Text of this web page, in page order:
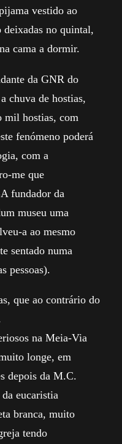
vestido ao
deixadas no quintal,
cama a dormir.
da GNR do
chuva de hostias,
mil hostias, com
fenómeno poderá
com a
me que
fundador da
museu uma
a ao mesmo
sentado numa
pessoas).
que ao contrário do
na Meia-Via
longe, em
depois da M.C.
eucaristia
branca, muito
tendo